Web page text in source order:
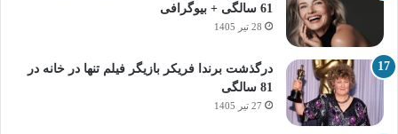
61 سالگی + بیوگرافی
28 تیر 1405
درگذشت برندا فریکر بازیگر فیلم تنها در خانه در
81 سالگی
27 تیر 1405